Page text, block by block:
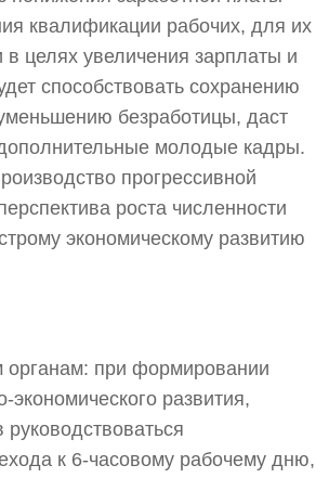
квалификации рабочих, для их
целях увеличения зарплаты и
способствовать сохранению
безработицы, даст
молодые кадры.
прогрессивной
роста численности
экономическому развитию
при формировании
развития,
к 6-часовому рабочему дню,